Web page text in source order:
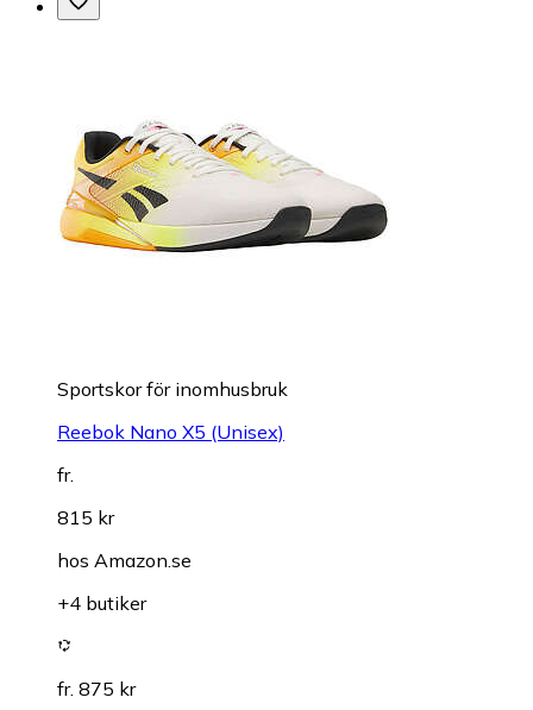
Sportskor för inomhusbruk
Reebok Nano X5 (Unisex)
fr.
815 kr
hos Amazon.se
+4 butiker
fr. 875 kr